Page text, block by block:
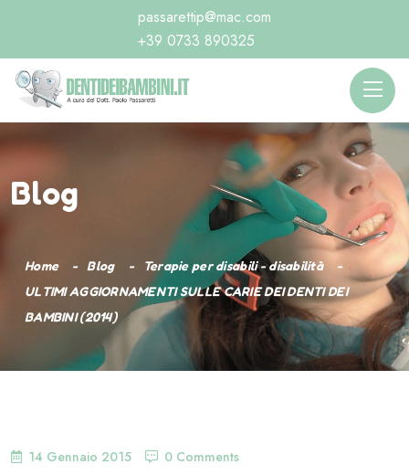
passarettip@mac.com
+39 0733 890325
Blog
Home Blog
Terapie per disabili - disabilità
ULTIMI AGGIORNAMENTI SULLE CARIE DEI DENTI DEI
BAMBINI (2014)
14 Gennaio 2015 0 Comments